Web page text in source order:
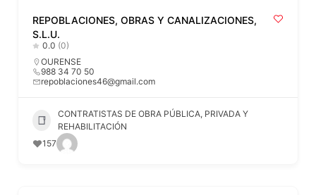
REPOBLACIONES, OBRAS Y CANALIZACIONES,
S.L.U.
0.0 (0)
OURENSE
988 34 70 50
repoblaciones46@gmail.com
CONTRATISTAS DE OBRA PÚBLICA, PRIVADA Y
REHABILITACIÓN
157